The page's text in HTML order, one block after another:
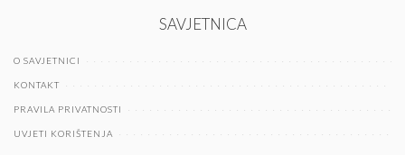
SAVJETNICA
O SAVJETNICI
KONTAKT
PRAVILA PRIVATNOSTI
UVJETI KORIŠTENJA